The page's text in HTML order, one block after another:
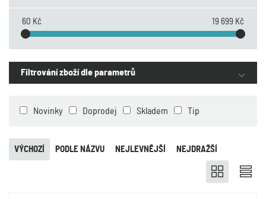
60 Kč 19 699 Kč
Filtrování zboží dle parametrů
Novinky Doprodej Skladem Tip
NEJLEVNĚJŠÍ NEJDRAŽŠÍ
PODLE NÁZVU
VÝCHOZÍ